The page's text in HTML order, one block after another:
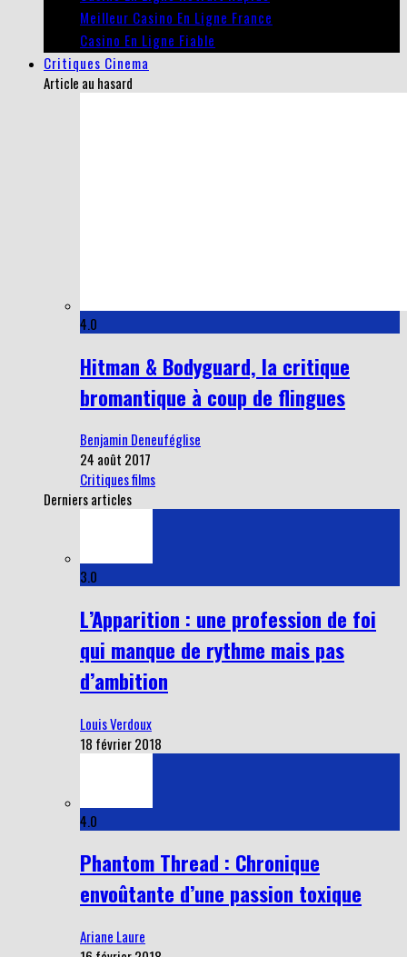
Meilleur Casino En Ligne France
Casino En Ligne Fiable
Critiques Cinema
Article au hasard
4.0
Hitman & Bodyguard, la critique
bromantique à coup de flingues
Benjamin Deneuféglise
24 août 2017
Critiques films
Derniers articles
3.0
L’Apparition : une profession de foi
qui manque de rythme mais pas
d’ambition
Louis Verdoux
18 février 2018
4.0
Phantom Thread : Chronique
envoûtante d’une passion toxique
Ariane Laure